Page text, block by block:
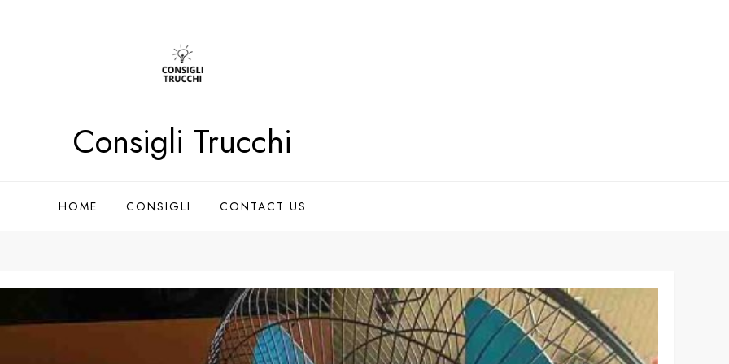
Consigli Trucchi
HOME CONSIGLI CONTACT US